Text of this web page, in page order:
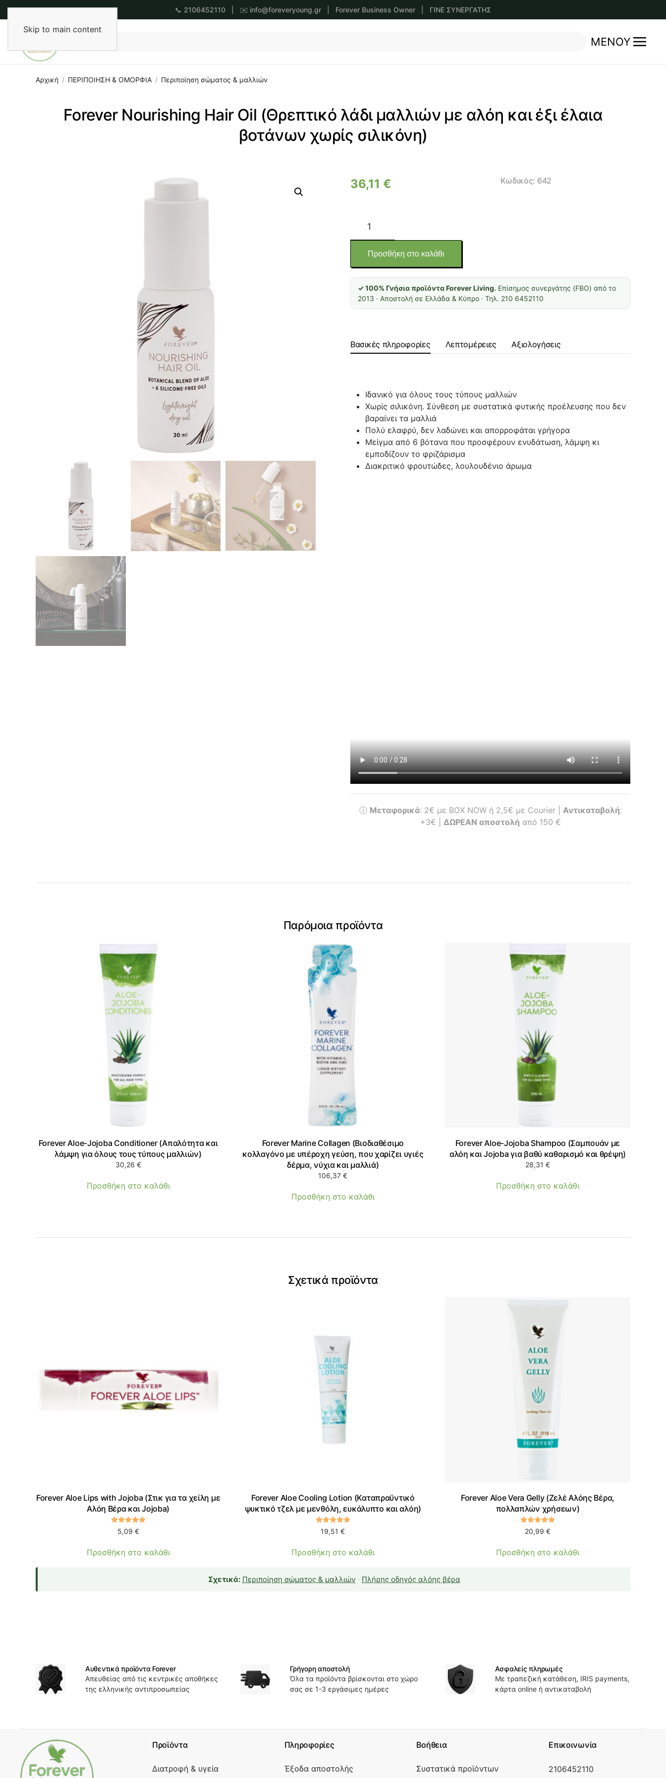
Skip to main content
📞 2106452110 | ✉️ info@foreveryoung.gr Forever Business Owner ΓΙΝΕ ΣΥΝΕΡΓΑΤΗΣ
ΜΕΝΟΎ
Αρχική ΠΕΡΙΠΟΙΗΣΗ & ΟΜΟΡΦΙΑ Περιποίηση σώματος & μαλλιών
Forever Nourishing Hair Oil (Θρεπτικό λάδι μαλλιών με αλόη και έξι έλαια
βοτάνων χωρίς σιλικόνη)
36,11 € Κωδικός: 642
Nourishing
Hair
(Θρεπτικό
λάδι
μαλλιών
με
έλαια
ποσότητα
Προσθήκη στο καλάθι
✓ 100% Γνήσια προϊόντα Forever Living. Επίσημος συνεργάτης (FBO) από το
2013 · Αποστολή σε Ελλάδα & Κύπρο · Τηλ. 210 6452110
Βασικές πληροφορίες Λεπτομέρειες Αξιολογήσεις
Ιδανικό για όλους τους τύπους μαλλιών
Χωρίς σιλικόνη. Σύνθεση με συστατικά φυτικής προέλευσης που δεν
βαραίνει τα μαλλιά
Πολύ ελαφρύ, δεν λαδώνει και απορροφάται γρήγορα
Μείγμα από 6 βότανα που προσφέρουν ενυδάτωση, λάμψη κι
εμποδίζουν το φριζάρισμα
Διακριτικό φρουτώδες, λουλουδένιο άρωμα
ⓘ Μεταφορικά: 2€ με BOX NOW ή 2,5€ με Courier | Αντικαταβολή:
+3€ | ΔΩΡΕΑΝ αποστολή από 150 €
Παρόμοια προϊόντα
Forever Aloe-Jojoba Conditioner (Απαλότητα και
λάμψη για όλους τους τύπους μαλλιών)
30,26 €
Προσθήκη στο καλάθι
Forever Marine Collagen (Βιοδιαθέσιμο
κολλαγόνο με υπέροχη γεύση, που χαρίζει υγιές
δέρμα, νύχια και μαλλιά)
106,37€
Προσθήκη στο καλάθι
Forever Aloe-Jojoba Shampoo (Σαμπουάν με
αλόη και Jojoba για βαθύ καθαρισμό και θρέψη)
28,31 €
Προσθήκη στο καλάθι
Σχετικά προϊόντα
Forever Aloe Lips with Jojoba (Στικ για τα χείλη με
Αλόη Βέρα και Jojoba)
Βαθμολογήθηκε με
5,09 €
Προσθήκη στο καλάθι
Forever Aloe Cooling Lotion (Καταπραϋντικό
ψυκτικό τζελ με μενθόλη, ευκάλυπτο και αλόη)
Βαθμολογήθηκε με
19,51€
Προσθήκη στο καλάθι
Forever Aloe Vera Gelly (Ζελέ Αλόης Βέρα,
πολλαπλών χρήσεων)
Βαθμολογήθηκε με
20,99 €
Προσθήκη στο καλάθι
Σχετικά: Περιποίηση σώματος & μαλλιών · Πλήρης οδηγός αλόης βέρα
Αυθεντικά προϊόντα Forever
Απευθείας από τις κεντρικές αποθήκες
της ελληνικής αντιπροσωπείας
Γρήγορη αποστολή
Όλα τα προϊόντα βρίσκονται στο χώρο
σας σε 1-3 εργάσιμες ημέρες
Ασφαλείς πληρωμές
Με τραπεζική κατάθεση, IRIS payments,
κάρτα online ή αντικαταβολή
Προϊόντα
Διατροφή & υγεία
Πληροφορίες
Έξοδα αποστολής
Βοήθεια
Συστατικά προϊόντων
Επικοινωνία
2106452110